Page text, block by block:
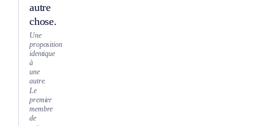
autre
chose.
Une
proposition
identique
à
une
autre.
Le
premier
membre
de